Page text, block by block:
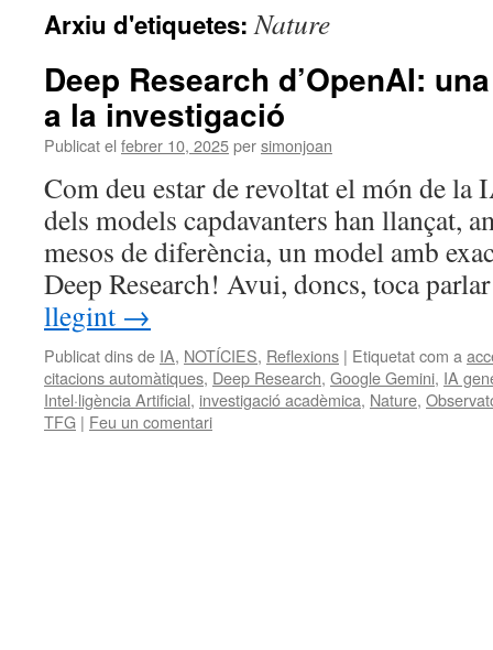
Arxiu d'etiquetes:Nature
Deep Research d’OpenAI:
a la investigació
Publicat el febrer 10, 2025persimonjoan
Com deu estar de revoltat el món de la
dels models capdavanters han llançat,
mesos de diferència, un model amb
Deep Research! Avui, doncs, toca
llegint →
Publicat dins de IA, NOTÍCIES, Reflexions | Etiquetat com a
citacions automàtiques, Deep Research, Google Gemini, IA
Intel·ligència Artificial, investigació acadèmica, Nature,
TFG | Feu un comentari